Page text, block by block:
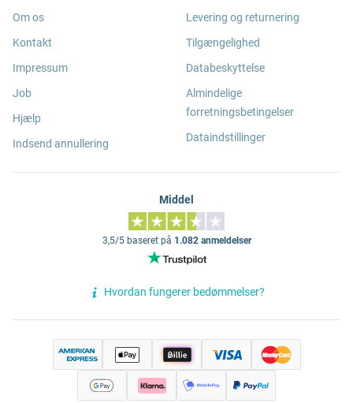
Om os
Kontakt
Impressum
Job
Hjælp
Indsend annullering
Levering og returnering
Tilgængelighed
Databeskyttelse
Almindelige
forretningsbetingelser
Dataindstillinger
Middel
3,5/5 baseret på 1.082 anmeldelser
Hvordan fungerer bedømmelser?